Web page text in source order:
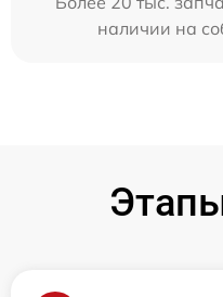
наличии на